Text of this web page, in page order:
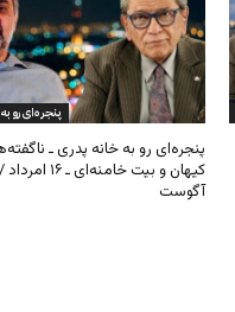
پنجره‌ای رو
پنجره‌ای رو به خانه پدری ـ
آگوست